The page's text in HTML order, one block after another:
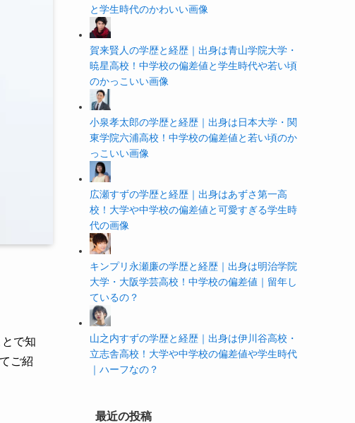
で知
ご紹
と学生時代のかわいい画像
賀来賢人の学歴と経歴｜出身は青山学院大学・
暁星高校！中学校の偏差値と学生時代や若い頃
のかっこいい画像
小泉孝太郎の学歴と経歴｜出身は日本大学・関
東学院六浦高校！中学校の偏差値と若い頃のか
っこいい画像
広瀬すずの学歴と経歴｜出身はあずさ第一高
校！大学や中学校の偏差値と可愛すぎる学生時
代の画像
キンプリ永瀬廉の学歴と経歴｜出身は明治学院
大学・大阪学芸高校！中学校の偏差値｜留年し
ているの？
山之内すずの学歴と経歴｜出身は伊川谷高校・
立志舎高校！大学や中学校の偏差値や学生時代
｜ハーフなの？
最近の投稿